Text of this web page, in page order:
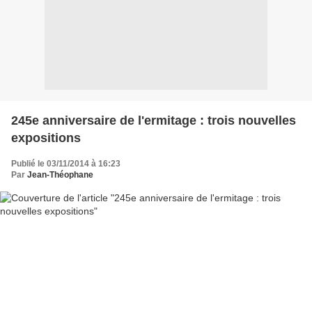
245e anniversaire de l'ermitage : trois nouvelles
expositions
Publié le 03/11/2014 à 16:23
Par Jean-Théophane